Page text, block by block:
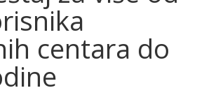
centara do